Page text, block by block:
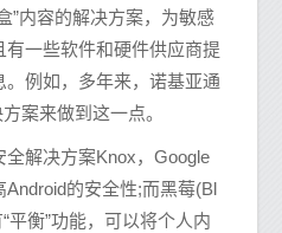
”内容的解决方案，为敏感
一些软件和硬件供应商提
例如，多年来，诺基亚通
案来做到这一点。
解决方案Knox，Google
的安全性;而黑莓(Bl
平衡”功能，可以将个人内